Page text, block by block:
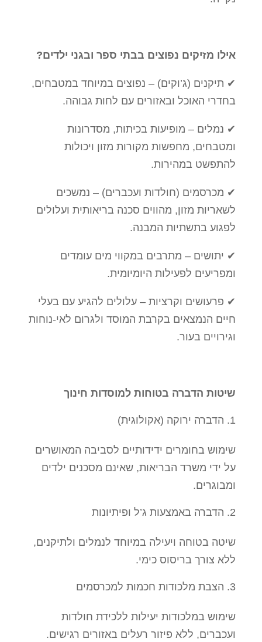
אילו מזיקים נפוצים בבתי ספר ובגני ילדים?
✔ תיקנים (ג’וקים) – נפוצים במיוחד במטבחים,
בחדרי האוכל ובאזורים עם לחות גבוהה.
✔ נמלים – מופיעות בכיתות, מסדרונות
ומטבחים, מחפשות מקורות מזון ויכולות
להתפשט במהירות.
✔ מכרסמים (חולדות ועכברים) – נמשכים
לשאריות מזון, מהווים סכנה בריאותית ועלולים
לפגוע בתשתיות המבנה.
✔ יתושים – מתרבים במקווי מים עומדים
ומפריעים לפעילות היומיומית.
✔ פרעושים וקרציות – עלולים להגיע עם בעלי
חיים הנמצאים בקרבת המוסד ולגרום לאי-נוחות
וגירויים בעור.
שיטות הדברה בטוחות למוסדות חינוך
הדברה ירוקה (אקולוגית)
שימוש בחומרים ידידותיים לסביבה המאושרים
על ידי משרד הבריאות, שאינם מסכנים ילדים
ומבוגרים.
הדברה באמצעות ג’ל ופיתיונות
שיטה בטוחה ויעילה במיוחד לנמלים ולתיקנים,
ללא צורך בריסוס כימי.
הצבת מלכודות חכמות למכרסמים
שימוש במלכודות יעילות ללכידת חולדות
ועכברים, ללא פיזור רעלים באזורים רגישים.